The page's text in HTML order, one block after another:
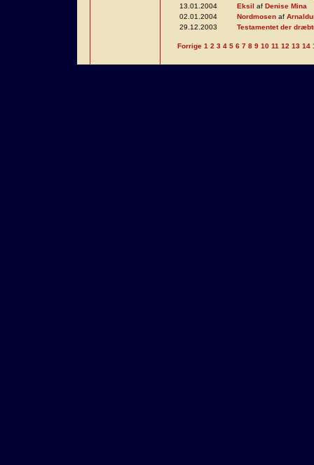
13.01.2004
Eksil af Denise Mina
02.01.2004
Nordmosen af
29.12.2003
Testamentet der
Forrige 1 2 3 4 5 6 7 8 9 10 11 12 13 14